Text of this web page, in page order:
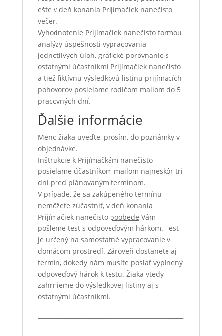
ešte v deň konania Prijímačiek nanečisto
večer.
Vyhodnotenie Prijímačiek nanečisto formou
analýzy úspešnosti vypracovania
jednotlivých úloh, grafické porovnanie s
ostatnými účastníkmi Prijímačiek nanečisto
a tiež fiktívnu výsledkovú listinu prijímacích
pohovorov posielame rodičom mailom do 5
pracovných dní.
Ďalšie informácie
Meno žiaka uveďte, prosím, do poznámky v
objednávke.
Inštrukcie k Prijímačkám nanečisto
posielame účastníkom mailom najneskôr tri
dni pred plánovaným termínom.
V prípade, že sa zakúpeného termínu
nemôžete zúčastniť, v deň konania
Prijímačiek nanečisto poobede Vám
pošleme test s odpoveďovým hárkom. Test
je určený na samostatné vypracovanie v
domácom prostredí. Zároveň dostanete aj
termín, dokedy nám musíte poslať vyplnený
odpoveďový hárok k testu. Žiaka vtedy
zahrnieme do výsledkovej listiny aj s
ostatnými účastníkmi.